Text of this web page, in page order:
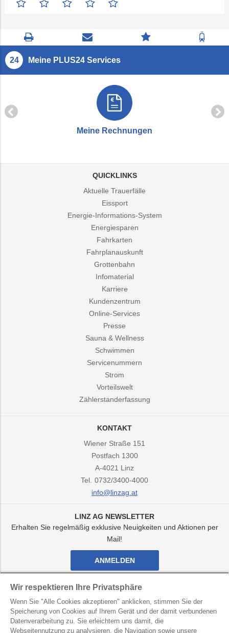
Seite
drucken
Kontaktseite
öffnen
Zum
Feedback
Zur
Meine PLUS24 Services
Meine Rechnungen
QUICKLINKS
Aktuelle Trauerfälle
Eissport
Energie-Informations-System
Energiesparen
Fahrkarten
Fahrplanauskunft
Grottenbahn
Infomaterial
Karriere
Kundenzentrum
Online-Services
Presse
Sauna & Wellness
Schwimmen
Servicenummern
Strom
Vorteilswelt
Zählerstanderfassung
KONTAKT
Wiener Straße 151
Postfach 1300
A-4021 Linz
Tel. 0732/3400-4000
info@linzag.at
LINZ AG NEWSLETTER
Erhalten Sie regelmäßig exklusive Neuigkeiten und Aktionen per
Mail!
ANMELDEN
Facebook
von
LINZ
AG
Twitter
Kanal
von
LINZ
AG
Youtube
von
LINZ
AG
von
LINZ
AG
LINZ AG für Energie, Telekommunikation, Verkehr und
Wir respektieren Ihre Privatsphäre
Wenn Sie "Alle Cookies akzeptieren" anklicken, stimmen Sie der
Speicherung von Cookies auf Ihrem Gerät und der damit verbundenen
Datenverarbeitung zu. Sie erleichtern uns damit, die
Webseitennutzung zu analysieren, die Navigation sowie unsere